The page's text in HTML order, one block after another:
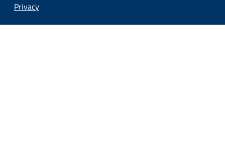
Privacy